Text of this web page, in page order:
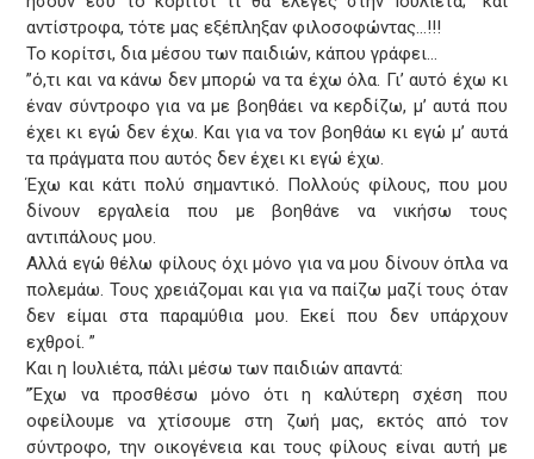
αντίστροφα, τότε μας εξέπληξαν φιλοσοφώντας…!!!
To κορίτσι, δια μέσου των παιδιών, κάπου γράφει…
”ό,τι και να κάνω δεν μπορώ να τα έχω όλα. Γι’ αυτό έχω κι
έναν σύντροφο για να με βοηθάει να κερδίζω, μ’ αυτά που
έχει κι εγώ δεν έχω. Και για να τον βοηθάω κι εγώ μ’ αυτά
τα πράγματα που αυτός δεν έχει κι εγώ έχω.
Έχω και κάτι πολύ σημαντικό. Πολλούς φίλους, που μου
δίνουν εργαλεία που με βοηθάνε να νικήσω τους
αντιπάλους μου.
Αλλά εγώ θέλω φίλους όχι μόνο για να μου δίνουν όπλα να
πολεμάω. Τους χρειάζομαι και για να παίζω μαζί τους όταν
δεν είμαι στα παραμύθια μου. Εκεί που δεν υπάρχουν
εχθροί. ”
Και η Ιουλιέτα, πάλι μέσω των παιδιών απαντά:
”Έχω να προσθέσω μόνο ότι η καλύτερη σχέση που
οφείλουμε να χτίσουμε στη ζωή μας, εκτός από τον
σύντροφο, την οικογένεια και τους φίλους είναι αυτή με